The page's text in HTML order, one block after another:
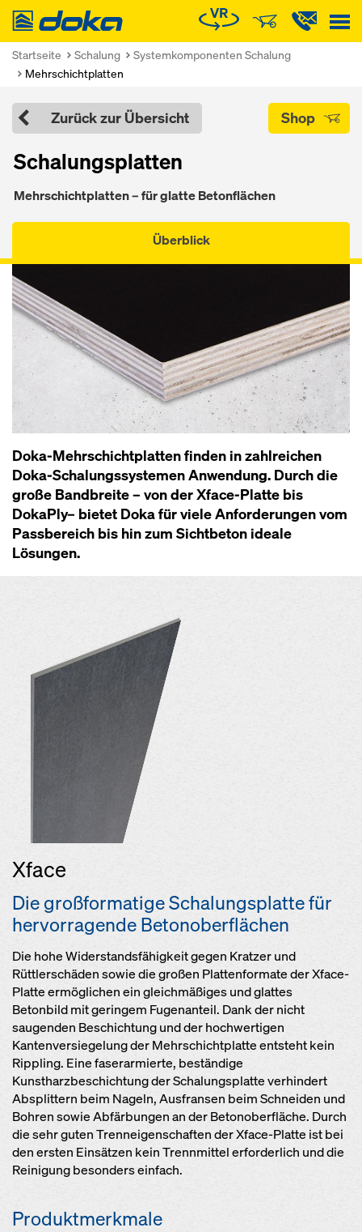
Doka
Startseite Schalung
Systemkomponenten Schalung
Mehrschichtplatten
Zurück zur Übersicht Shop
Schalungsplatten
Mehrschichtplatten – für glatte Betonflächen
Überblick
Doka-Mehrschichtplatten finden in zahlreichen
Doka-Schalungssystemen Anwendung. Durch die
große Bandbreite – von der Xface-Platte bis
DokaPly– bietet Doka für viele Anforderungen vom
Passbereich bis hin zum Sichtbeton ideale
Lösungen.
Xface
Die großformatige Schalungsplatte für
hervorragende Betonoberflächen
Die hohe Widerstandsfähigkeit gegen Kratzer und
Rüttlerschäden sowie die großen Plattenformate der Xface-
Platte ermöglichen ein gleichmäßiges und glattes
Betonbild mit geringem Fugenanteil. Dank der nicht
saugenden Beschichtung und der hochwertigen
Kantenversiegelung der Mehrschichtplatte entsteht kein
Rippling. Eine faserarmierte, beständige
Kunstharzbeschichtung der Schalungsplatte verhindert
Absplittern beim Nageln, Ausfransen beim Schneiden und
Bohren sowie Abfärbungen an der Betonoberfläche. Durch
die sehr guten Trenneigenschaften der Xface-Platte ist bei
den ersten Einsätzen kein Trennmittel erforderlich und die
Reinigung besonders einfach.
Produktmerkmale